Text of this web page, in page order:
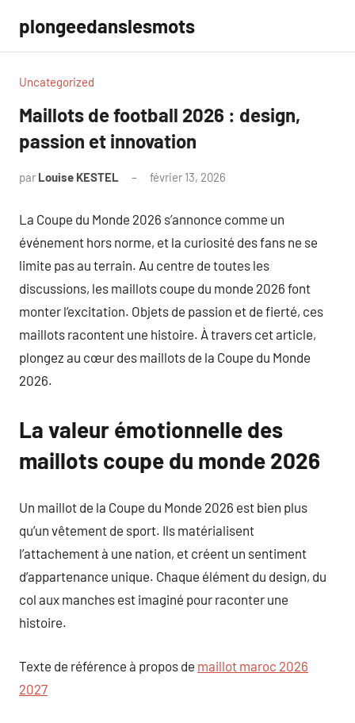
contenu
plongeedanslesmots
Uncategorized
Maillots de football 2026 : design,
passion et innovation
par Louise KESTEL février 13, 2026
La Coupe du Monde 2026 s’annonce comme un
événement hors norme, et la curiosité des fans ne se
limite pas au terrain. Au centre de toutes les
discussions, les maillots coupe du monde 2026 font
monter l’excitation. Objets de passion et de fierté, ces
maillots racontent une histoire. À travers cet article,
plongez au cœur des maillots de la Coupe du Monde
2026.
La valeur émotionnelle des
maillots coupe du monde 2026
Un maillot de la Coupe du Monde 2026 est bien plus
qu’un vêtement de sport. Ils matérialisent
l’attachement à une nation, et créent un sentiment
d’appartenance unique. Chaque élément du design, du
col aux manches est imaginé pour raconter une
histoire.
Texte de référence à propos de maillot maroc 2026
2027